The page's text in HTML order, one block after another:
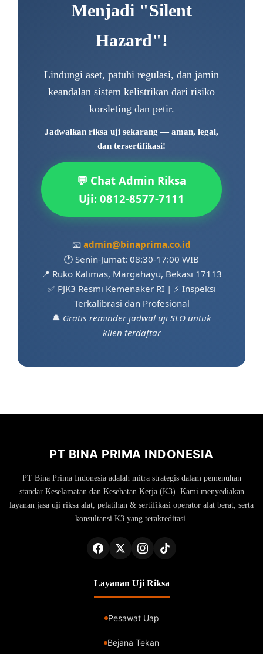
Menjadi "Silent
Hazard"!
Lindungi aset, patuhi regulasi, dan jamin
keandalan sistem kelistrikan dari risiko
korsleting dan petir.
Jadwalkan riksa uji sekarang — aman, legal,
dan tersertifikasi!
💬 Chat Admin Riksa
Uji: 0812-8577-7111
📧 admin@binaprima.co.id
🕐 Senin-Jumat: 08:30-17:00 WIB
📍 Ruko Kalimas, Margahayu, Bekasi 17113
✅ PJK3 Resmi Kemenaker RI | ⚡ Inspeksi
Terkalibrasi dan Profesional
🔔 Gratis reminder jadwal uji SLO untuk
klien terdaftar
PT BINA PRIMA INDONESIA
PT Bina Prima Indonesia adalah mitra strategis dalam pemenuhan
standar Keselamatan dan Kesehatan Kerja (K3). Kami menyediakan
layanan jasa uji riksa alat, pelatihan & sertifikasi operator alat berat, serta
konsultansi K3 yang terakreditasi.
Layanan Uji Riksa
Pesawat Uap
Bejana Tekan